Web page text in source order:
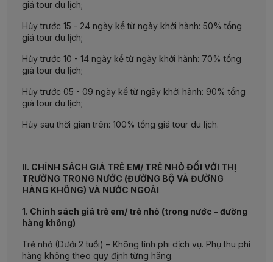
giá tour du lịch;
Hủy trước 15 - 24 ngày kể từ ngày khởi hành: 50% tổng
giá tour du lịch;
Hủy trước 10 - 14 ngày kể từ ngày khởi hành: 70% tổng
giá tour du lịch;
Hủy trước 05 - 09 ngày kể từ ngày khởi hành: 90% tổng
giá tour du lịch;
Hủy sau thời gian trên: 100% tổng giá tour du lịch.
II. CHÍNH SÁCH GIÁ TRẺ EM/ TRẺ NHỎ ĐỐI VỚI THỊ
TRƯỜNG TRONG NƯỚC (ĐƯỜNG BỘ VÀ ĐƯỜNG
HÀNG KHÔNG) VÀ NƯỚC NGOÀI
1. Chính sách giá trẻ em/ trẻ nhỏ (trong nước - đường
hàng không)
Trẻ nhỏ (Dưới 2 tuổi) – Không tính phi dịch vụ. Phụ thu phí
hàng không theo quy định từng hãng.